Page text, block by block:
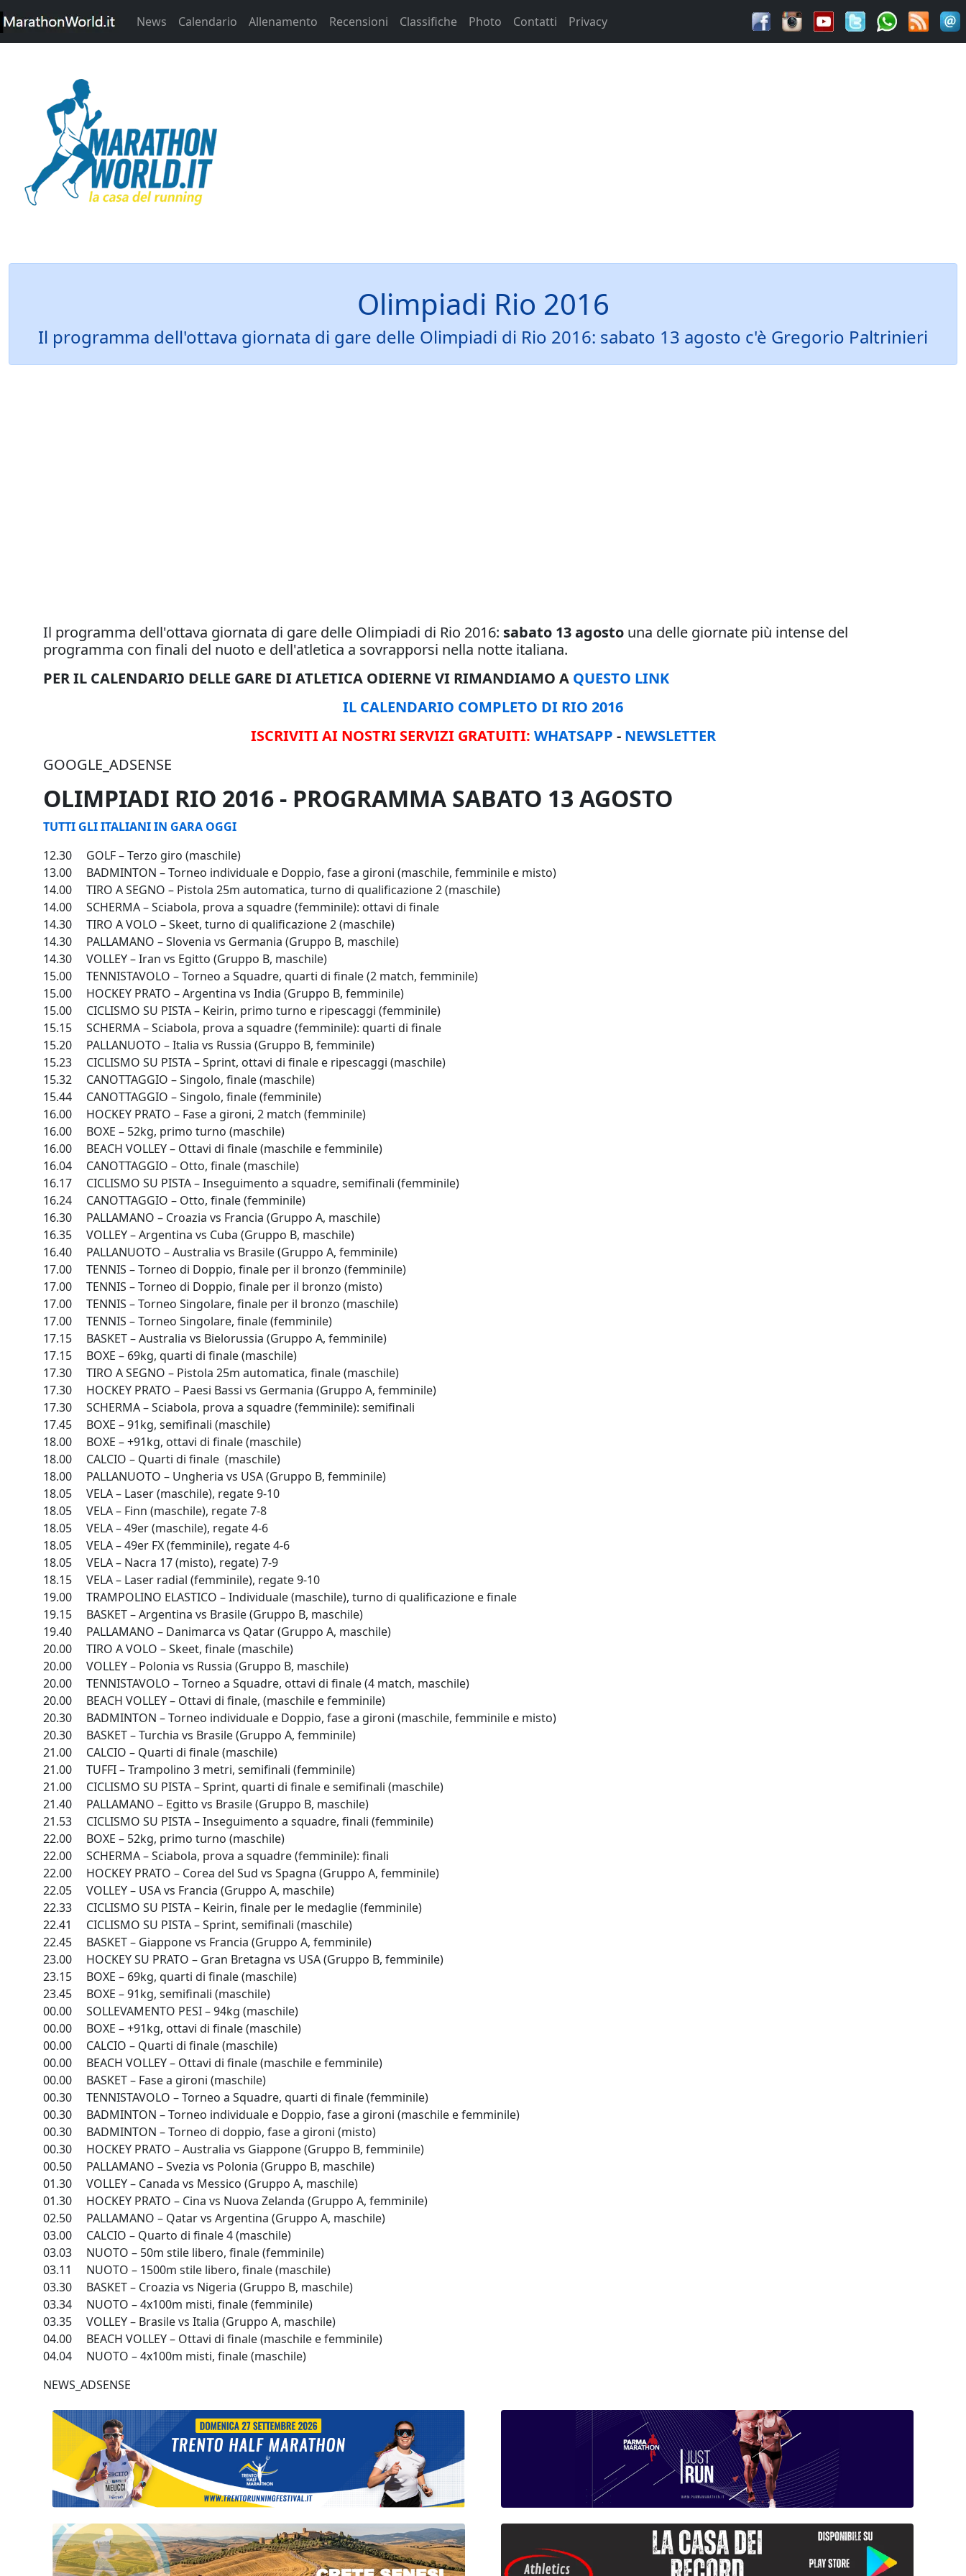
News Calendario Allenamento Recensioni Classifiche Photo Contatti Privacy
Olimpiadi Rio 2016
Il programma dell'ottava giornata di gare delle Olimpiadi di Rio 2016: sabato 13 agosto c'è Gregorio Paltrinieri
Il programma dell'ottava giornata di gare delle Olimpiadi di Rio 2016: sabato 13 agosto una delle giornate più intense del
programma con finali del nuoto e dell'atletica a sovrapporsi nella notte italiana.
PER IL CALENDARIO DELLE GARE DI ATLETICA ODIERNE VI RIMANDIAMO A QUESTO LINK
IL CALENDARIO COMPLETO DI RIO 2016
ISCRIVITI AI NOSTRI SERVIZI GRATUITI: WHATSAPP - NEWSLETTER
GOOGLE_ADSENSE
OLIMPIADI RIO 2016 - PROGRAMMA SABATO 13 AGOSTO
TUTTI GLI ITALIANI IN GARA OGGI
12.30 GOLF – Terzo giro (maschile)
13.00 BADMINTON – Torneo individuale e Doppio, fase a gironi (maschile, femminile e misto)
14.00 TIRO A SEGNO – Pistola 25m automatica, turno di qualificazione 2 (maschile)
14.00 SCHERMA – Sciabola, prova a squadre (femminile): ottavi di finale
14.30 TIRO A VOLO – Skeet, turno di qualificazione 2 (maschile)
14.30 PALLAMANO – Slovenia vs Germania (Gruppo B, maschile)
14.30 VOLLEY – Iran vs Egitto (Gruppo B, maschile)
15.00 TENNISTAVOLO – Torneo a Squadre, quarti di finale (2 match, femminile)
15.00 HOCKEY PRATO – Argentina vs India (Gruppo B, femminile)
15.00 CICLISMO SU PISTA – Keirin, primo turno e ripescaggi (femminile)
15.15 SCHERMA – Sciabola, prova a squadre (femminile): quarti di finale
15.20 PALLANUOTO – Italia vs Russia (Gruppo B, femminile)
15.23 CICLISMO SU PISTA – Sprint, ottavi di finale e ripescaggi (maschile)
15.32 CANOTTAGGIO – Singolo, finale (maschile)
15.44 CANOTTAGGIO – Singolo, finale (femminile)
16.00 HOCKEY PRATO – Fase a gironi, 2 match (femminile)
16.00 BOXE – 52kg, primo turno (maschile)
16.00 BEACH VOLLEY – Ottavi di finale (maschile e femminile)
16.04 CANOTTAGGIO – Otto, finale (maschile)
16.17 CICLISMO SU PISTA – Inseguimento a squadre, semifinali (femminile)
16.24 CANOTTAGGIO – Otto, finale (femminile)
16.30 PALLAMANO – Croazia vs Francia (Gruppo A, maschile)
16.35 VOLLEY – Argentina vs Cuba (Gruppo B, maschile)
16.40 PALLANUOTO – Australia vs Brasile (Gruppo A, femminile)
17.00 TENNIS – Torneo di Doppio, finale per il bronzo (femminile)
17.00 TENNIS – Torneo di Doppio, finale per il bronzo (misto)
17.00 TENNIS – Torneo Singolare, finale per il bronzo (maschile)
17.00 TENNIS – Torneo Singolare, finale (femminile)
17.15 BASKET – Australia vs Bielorussia (Gruppo A, femminile)
17.15 BOXE – 69kg, quarti di finale (maschile)
17.30 TIRO A SEGNO – Pistola 25m automatica, finale (maschile)
17.30 HOCKEY PRATO – Paesi Bassi vs Germania (Gruppo A, femminile)
17.30 SCHERMA – Sciabola, prova a squadre (femminile): semifinali
17.45 BOXE – 91kg, semifinali (maschile)
18.00 BOXE – +91kg, ottavi di finale (maschile)
18.00 CALCIO – Quarti di finale (maschile)
18.00 PALLANUOTO – Ungheria vs USA (Gruppo B, femminile)
18.05 VELA – Laser (maschile), regate 9-10
18.05 VELA – Finn (maschile), regate 7-8
18.05 VELA – 49er (maschile), regate 4-6
18.05 VELA – 49er FX (femminile), regate 4-6
18.05 VELA – Nacra 17 (misto), regate) 7-9
18.15 VELA – Laser radial (femminile), regate 9-10
19.00 TRAMPOLINO ELASTICO – Individuale (maschile), turno di qualificazione e finale
19.15 BASKET – Argentina vs Brasile (Gruppo B, maschile)
19.40 PALLAMANO – Danimarca vs Qatar (Gruppo A, maschile)
20.00 TIRO A VOLO – Skeet, finale (maschile)
20.00 VOLLEY – Polonia vs Russia (Gruppo B, maschile)
20.00 TENNISTAVOLO – Torneo a Squadre, ottavi di finale (4 match, maschile)
20.00 BEACH VOLLEY – Ottavi di finale, (maschile e femminile)
20.30 BADMINTON – Torneo individuale e Doppio, fase a gironi (maschile, femminile e misto)
20.30 BASKET – Turchia vs Brasile (Gruppo A, femminile)
21.00 CALCIO – Quarti di finale (maschile)
21.00 TUFFI – Trampolino 3 metri, semifinali (femminile)
21.00 CICLISMO SU PISTA – Sprint, quarti di finale e semifinali (maschile)
21.40 PALLAMANO – Egitto vs Brasile (Gruppo B, maschile)
21.53 CICLISMO SU PISTA – Inseguimento a squadre, finali (femminile)
22.00 BOXE – 52kg, primo turno (maschile)
22.00 SCHERMA – Sciabola, prova a squadre (femminile): finali
22.00 HOCKEY PRATO – Corea del Sud vs Spagna (Gruppo A, femminile)
22.05 VOLLEY – USA vs Francia (Gruppo A, maschile)
22.33 CICLISMO SU PISTA – Keirin, finale per le medaglie (femminile)
22.41 CICLISMO SU PISTA – Sprint, semifinali (maschile)
22.45 BASKET – Giappone vs Francia (Gruppo A, femminile)
23.00 HOCKEY SU PRATO – Gran Bretagna vs USA (Gruppo B, femminile)
23.15 BOXE – 69kg, quarti di finale (maschile)
23.45 BOXE – 91kg, semifinali (maschile)
00.00 SOLLEVAMENTO PESI – 94kg (maschile)
00.00 BOXE – +91kg, ottavi di finale (maschile)
00.00 CALCIO – Quarti di finale (maschile)
00.00 BEACH VOLLEY – Ottavi di finale (maschile e femminile)
00.00 BASKET – Fase a gironi (maschile)
00.30 TENNISTAVOLO – Torneo a Squadre, quarti di finale (femminile)
00.30 BADMINTON – Torneo individuale e Doppio, fase a gironi (maschile e femminile)
00.30 BADMINTON – Torneo di doppio, fase a gironi (misto)
00.30 HOCKEY PRATO – Australia vs Giappone (Gruppo B, femminile)
00.50 PALLAMANO – Svezia vs Polonia (Gruppo B, maschile)
01.30 VOLLEY – Canada vs Messico (Gruppo A, maschile)
01.30 HOCKEY PRATO – Cina vs Nuova Zelanda (Gruppo A, femminile)
02.50 PALLAMANO – Qatar vs Argentina (Gruppo A, maschile)
03.00 CALCIO – Quarto di finale 4 (maschile)
03.03 NUOTO – 50m stile libero, finale (femminile)
03.11 NUOTO – 1500m stile libero, finale (maschile)
03.30 BASKET – Croazia vs Nigeria (Gruppo B, maschile)
03.34 NUOTO – 4x100m misti, finale (femminile)
03.35 VOLLEY – Brasile vs Italia (Gruppo A, maschile)
04.00 BEACH VOLLEY – Ottavi di finale (maschile e femminile)
04.04 NUOTO – 4x100m misti, finale (maschile)
NEWS_ADSENSE